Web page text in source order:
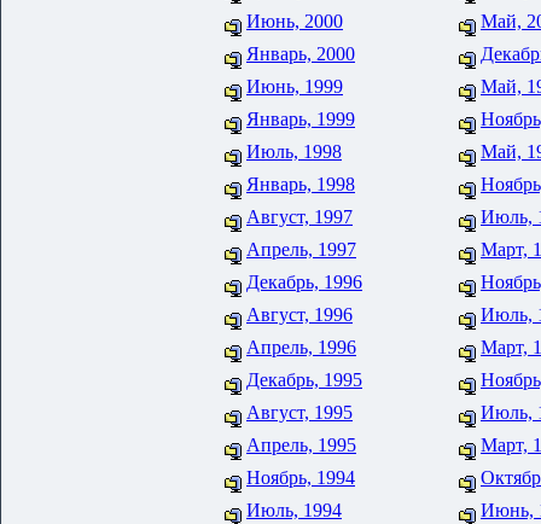
Июнь, 2000
Май,
Январь, 2000
Июнь, 1999
Май,
Январь, 1999
Июль, 1998
Май,
Январь, 1998
Август, 1997
Июль,
Апрель, 1997
Март,
Декабрь, 1996
Август, 1996
Июль,
Апрель, 1996
Март,
Декабрь, 1995
Август, 1995
Июль,
Апрель, 1995
Март,
Ноябрь, 1994
Июль, 1994
Июнь,